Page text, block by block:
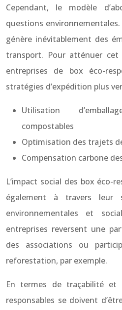
Cependant, le modèle
questions environnementales.
génère inévitablement des
transport. Pour atténuer cet
entreprises de box éco-
stratégies d’expédition plus
Utilisation
compostables
Optimisation des trajets
Compensation carbone
L’impact social des box éco-
également à travers leur
environnementales et
entreprises reversent une
des associations ou
reforestation, par exemple.
En termes de traçabilité et
responsables se doivent